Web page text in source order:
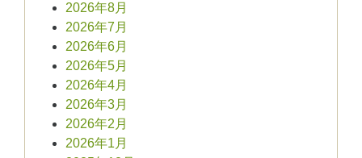
2026年8月
2026年7月
2026年6月
2026年5月
2026年4月
2026年3月
2026年2月
2026年1月